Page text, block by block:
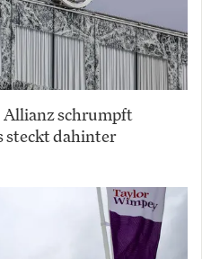
schrumpft
steckt dahinter